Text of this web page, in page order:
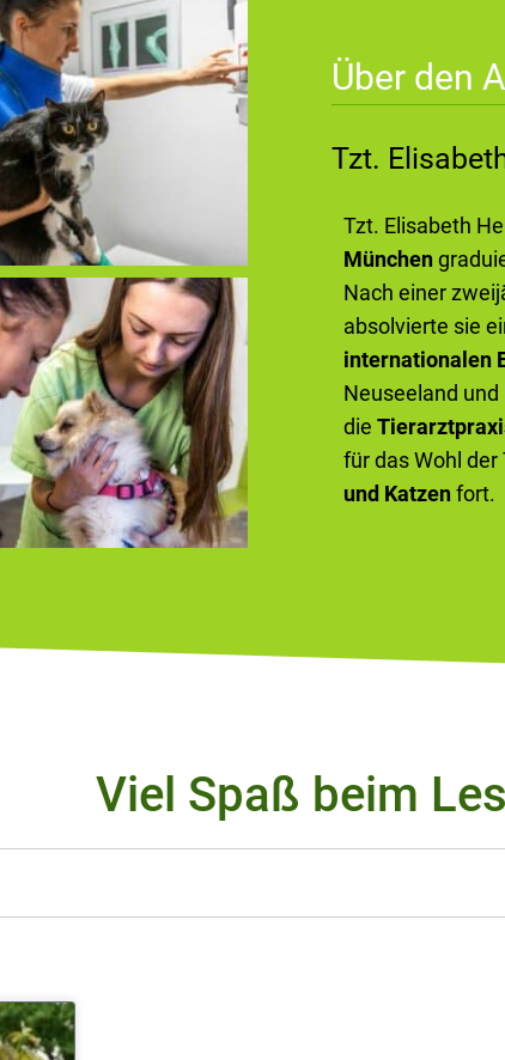
Über den
Tzt.
Tzt. Elisabeth
München
Nach einer
absolvierte sie
internationalen
Neuseeland
die
für das Wohl
und Katzenfort.
Viel Spaß beim